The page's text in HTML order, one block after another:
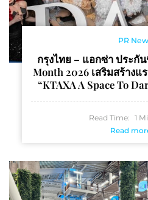
PR
กรุงไทย – แอกซ่า ประกั
Month 2026 เสริมสร้าง
“KTAXA A Space To
Read Time: 1
Read